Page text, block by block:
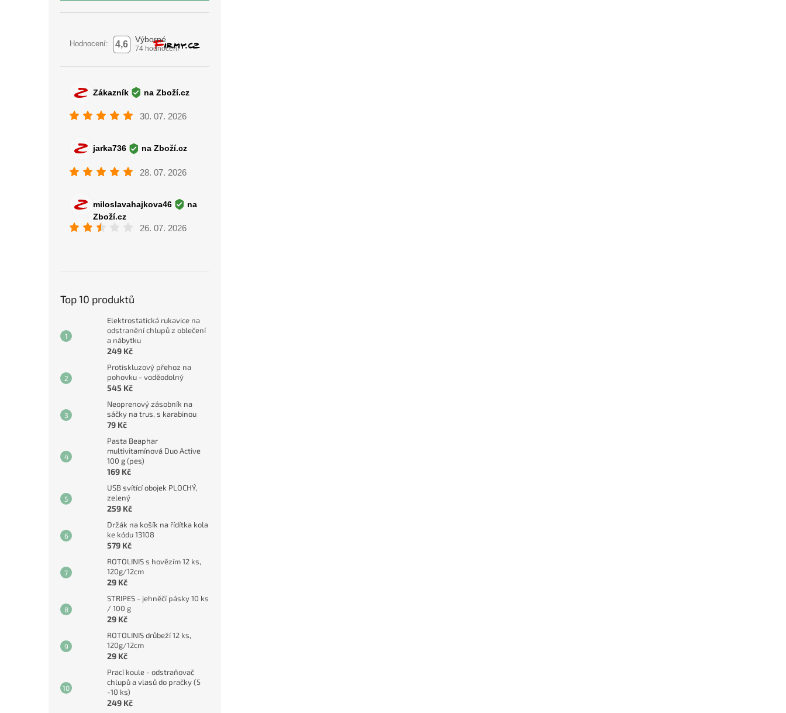
Top 10 produktů
Elektrostatická rukavice na
odstranění chlupů z oblečení
a nábytku
249 Kč
Protiskluzový přehoz na
pohovku - voděodolný
545 Kč
Neoprenový zásobník na
sáčky na trus, s karabinou
79 Kč
Pasta Beaphar
multivitamínová Duo Active
100 g (pes)
169 Kč
USB svítící obojek PLOCHÝ,
zelený
259 Kč
Držák na košík na řídítka kola
ke kódu 13108
579 Kč
ROTOLINIS s hovězím 12 ks,
120g/12cm
29 Kč
STRIPES - jehněčí pásky 10 ks
/ 100 g
29 Kč
ROTOLINIS drůbeží 12 ks,
120g/12cm
29 Kč
Prací koule - odstraňovač
chlupů a vlasů do pračky (5
-10 ks)
249 Kč